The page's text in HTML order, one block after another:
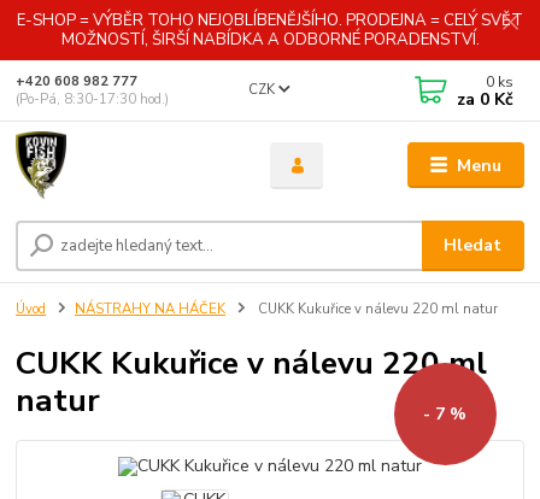
E-SHOP = VÝBĚR TOHO NEJOBLÍBENĚJŠÍHO. PRODEJNA = CELÝ SVĚT
MOŽNOSTÍ, ŠIRŠÍ NABÍDKA A ODBORNÉ PORADENSTVÍ.
Menu
CZK
Hledat
+420 608 982 777
(Po-Pá, 8:30-17:30 hod.)
0 ks
za 0 Kč
Úvod NÁSTRAHY NA HÁČEK CUKK Kukuřice v nálevu 220 ml natur
CUKK Kukuřice v nálevu 220 ml
natur
- 7 %